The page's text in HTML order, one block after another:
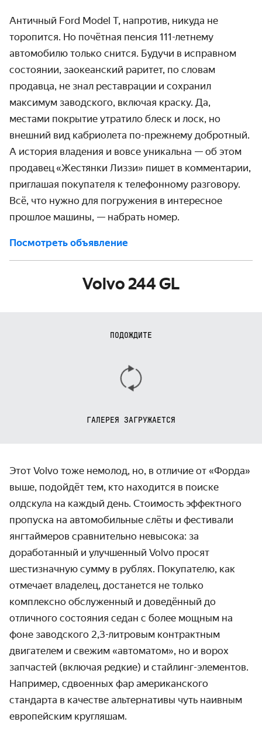
Античный Ford Model T, напротив, никуда не
торопится. Но почётная пенсия 111-летнему
автомобилю только снится. Будучи в исправном
состоянии, заокеанский раритет, по словам
продавца, не знал реставрации и сохранил
максимум заводского, включая краску. Да,
местами покрытие утратило блеск и лоск, но
внешний вид кабриолета по-прежнему добротный.
А история владения и вовсе уникальна — об этом
продавец «Жестянки Лиззи» пишет в комментарии,
приглашая покупателя к телефонному разговору.
Всё, что нужно для погружения в интересное
прошлое машины, — набрать номер.
Посмотреть объявление
Volvo 244 GL
ПОДОЖДИТЕ
ГАЛЕРЕЯ ЗАГРУЖАЕТСЯ
Этот Volvo тоже немолод, но, в отличие от «Форда»
выше, подойдёт тем, кто находится в поиске
олдскула на каждый день. Стоимость эффектного
пропуска на автомобильные слёты и фестивали
янгтаймеров сравнительно невысока: за
доработанный и улучшенный Volvo просят
шестизначную сумму в рублях. Покупателю, как
отмечает владелец, достанется не только
комплексно обслуженный и доведённый до
отличного состояния седан с более мощным на
фоне заводского 2,3-литровым контрактным
двигателем и свежим «автоматом», но и вороx
запчастей (включая редкие) и стайлинг-элементов.
Например, сдвоенныx фар американского
стандарта в качестве альтернативы чуть наивным
европейским кругляшам.